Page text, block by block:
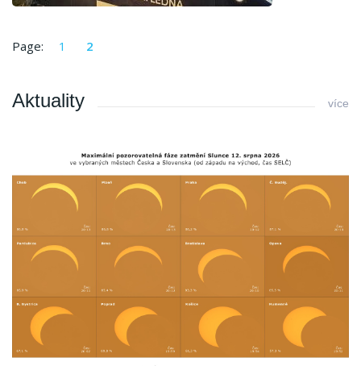
Page: 1 2
Aktuality více